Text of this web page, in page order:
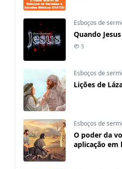
Esboços de
Quando
5
Esboços de
Lições de
Esboços de
O poder da
aplicação em